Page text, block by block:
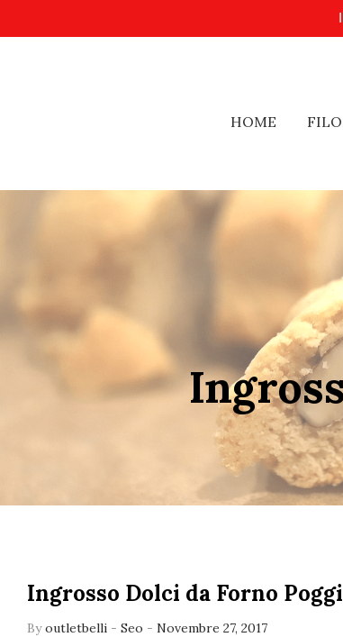
HOME
Ingrosso Dolci da Forno
Byoutletbelli - Seo - Novembre 27, 2017